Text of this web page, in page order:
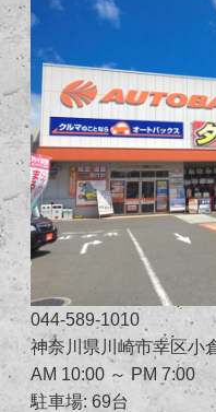
044-589-1010
神奈川県川崎市幸区小
AM 10:00 ～ PM 7:00
駐車場: 69台